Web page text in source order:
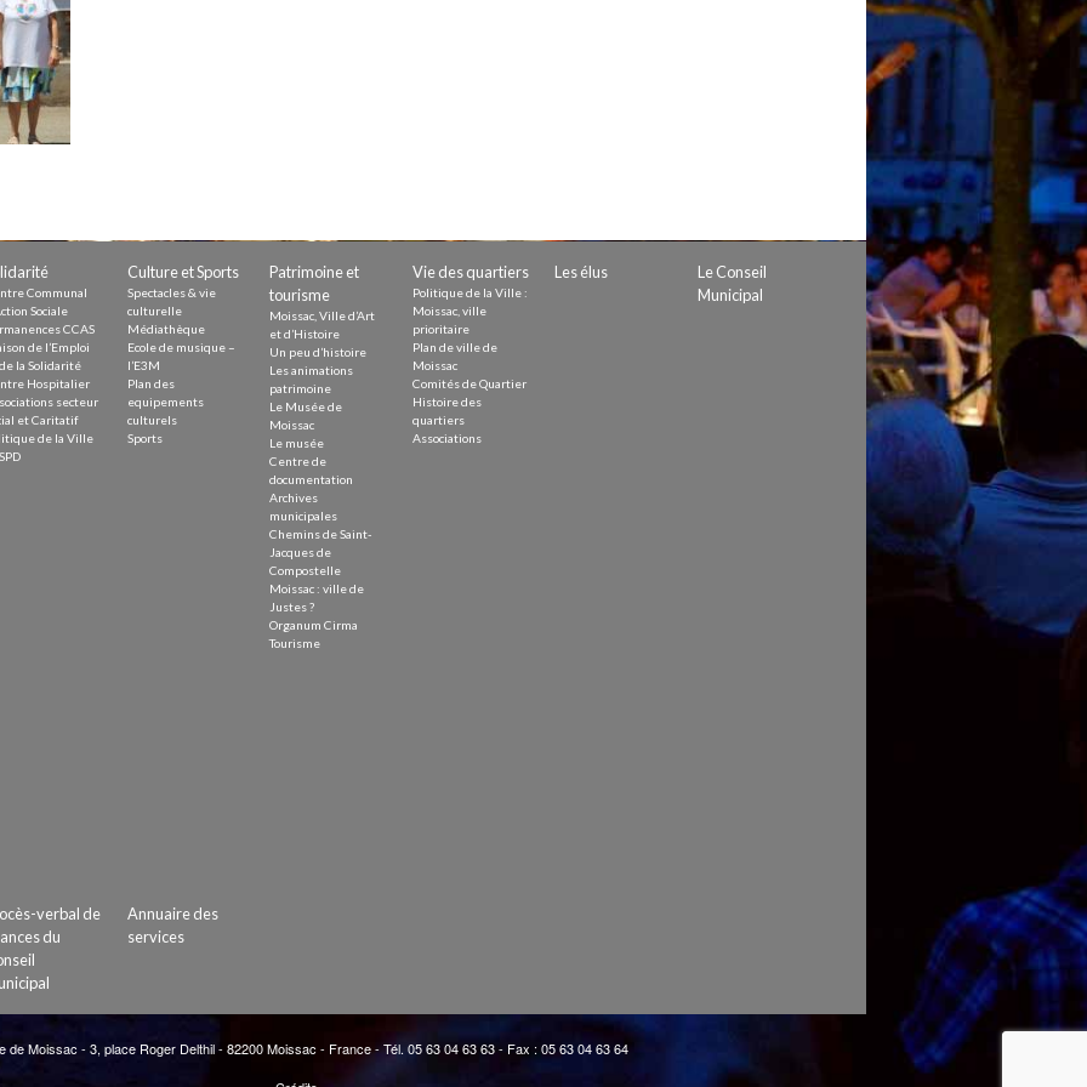
durable
Communal
Sociale
CCAS
de l’Emploi
la Solidarité
Hospitalier
secteur
et Caritatif
de la Ville
Culture et Sports
Spectacles & vie
culturelle
Médiathèque
Ecole de musique –
l’E3M
Plan des
equipements
culturels
Sports
Patrimoine et
tourisme
Moissac, Ville d’Art
et d’Histoire
Un peu d’histoire
Les animations
patrimoine
Le Musée de
Moissac
Le musée
Centre de
documentation
Archives
municipales
Chemins de Saint-
Jacques de
Compostelle
Moissac : ville de
Justes ?
Organum Cirma
Tourisme
Vie des quartiers
Politique de la Ville :
Moissac, ville
prioritaire
Plan de ville de
Moissac
Comités de Quartier
Histoire des
quartiers
Associations
Les élus
Le Conseil
Municipal
verbal de
du
Annuaire des
services
de Moissac - 3, place Roger Delthil - 82200 Moissac - France - Tél. 05 63 04 63 63 - Fax : 05 63 04 63 64